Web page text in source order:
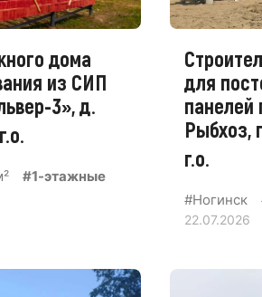
дома
из СИП
3», д.
#1-этажные
для
панелей
Рыбхоз,
г.о.
#Ногинск
22.07.2026